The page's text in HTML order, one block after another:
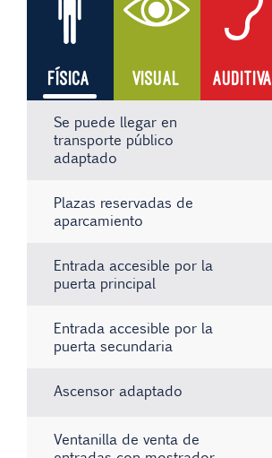
FÍSICA VISUAL AUDITIVA
Se puede llegar en
transporte público
adaptado
Plazas reservadas de
aparcamiento
Entrada accesible por la
puerta principal
Entrada accesible por la
puerta secundaria
Ascensor adaptado
Ventanilla de venta de